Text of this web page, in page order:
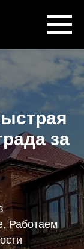
за
Работаем